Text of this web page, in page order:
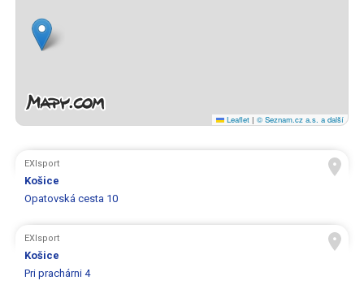
Leaflet | © Seznam.cz a.s. a další
EXIsport
Košice
Opatovská cesta 10
EXIsport
Košice
Pri prachárni 4